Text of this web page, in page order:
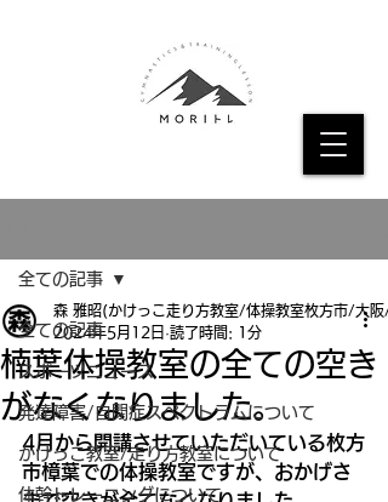
全ての記事
スポーツニュース
発達障害/自閉症スペクトラムについて
かけっこ教室/走り方教室について
体幹トレーニングについて
全ての記事
楠葉体操教室の全ての空き
がなくなりました。
森 雅昭(かけっこ走り方教室/体操教室枚方市/大阪/
2024年5月12日 読了時間: 1分
4月から開講させていただいている枚方
市樟葉での体操教室ですが、おかげさ